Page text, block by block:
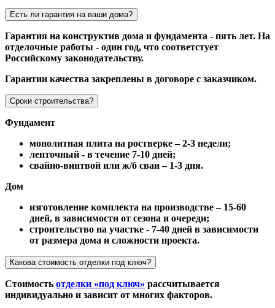
Есть ли гарантия на ваши дома?
Гарантия на конструктив дома и фундамента - пять лет. На
отделочные работы - один год, что соответстует
Российскому законодательству.
Гарантии качества закреплены в договоре с заказчиком.
Сроки строительства?
Фундамент
монолитная плита на ростверке – 2-3 недели;
ленточный - в течение 7-10 дней;
свайно-винтвой или ж/б сваи – 1-3 дня.
Дом
изготовление комплекта на производстве – 15-60
дней, в зависимости от сезона и очереди;
строительство на участке - 7-40 дней в зависимости
от размера дома и сложности проекта.
Какова стоимость отделки под ключ?
Стоимость отделки «под ключ» рассчитывается
индивидуально и зависит от многих факторов.